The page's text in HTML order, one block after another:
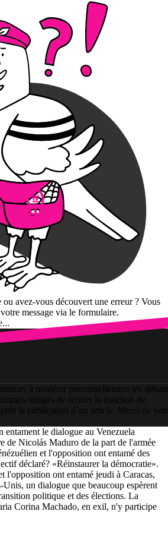
avez-vous découvert une erreur ? Vous
message via le formulaire.
à modérer personnellement les débats
obligés de fermer la fonction de
la publication d’un article. Merci de
le dialogue au Venezuela
de Nicolás Maduro de la part de l'armée
et l'opposition ont entamé des
déclaré? «Réinstaurer la démocratie».
l'opposition ont entamé jeudi à Caracas,
Unis, un dialogue que beaucoup espèrent
politique et des élections. La
Corina Machado, en exil, n'y participe